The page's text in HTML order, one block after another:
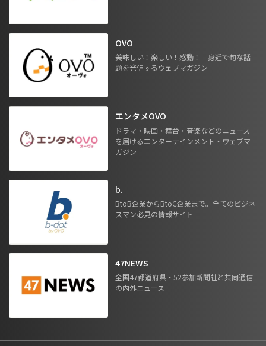
OVO
美味しい！楽しい！感動！ 身近で旬な話
題を発信するウェブマガジン
エンタメOVO
ドラマ・映画・舞台・音楽などのニュース
を届けるエンターテインメント・ウェブマ
ガジン
b.
BtoB企業からBtoC企業まで。全てのビジネ
スマン必見の情報サイト
47NEWS
全国47都道府県・52参加新聞社と共同通信
の内外ニュース